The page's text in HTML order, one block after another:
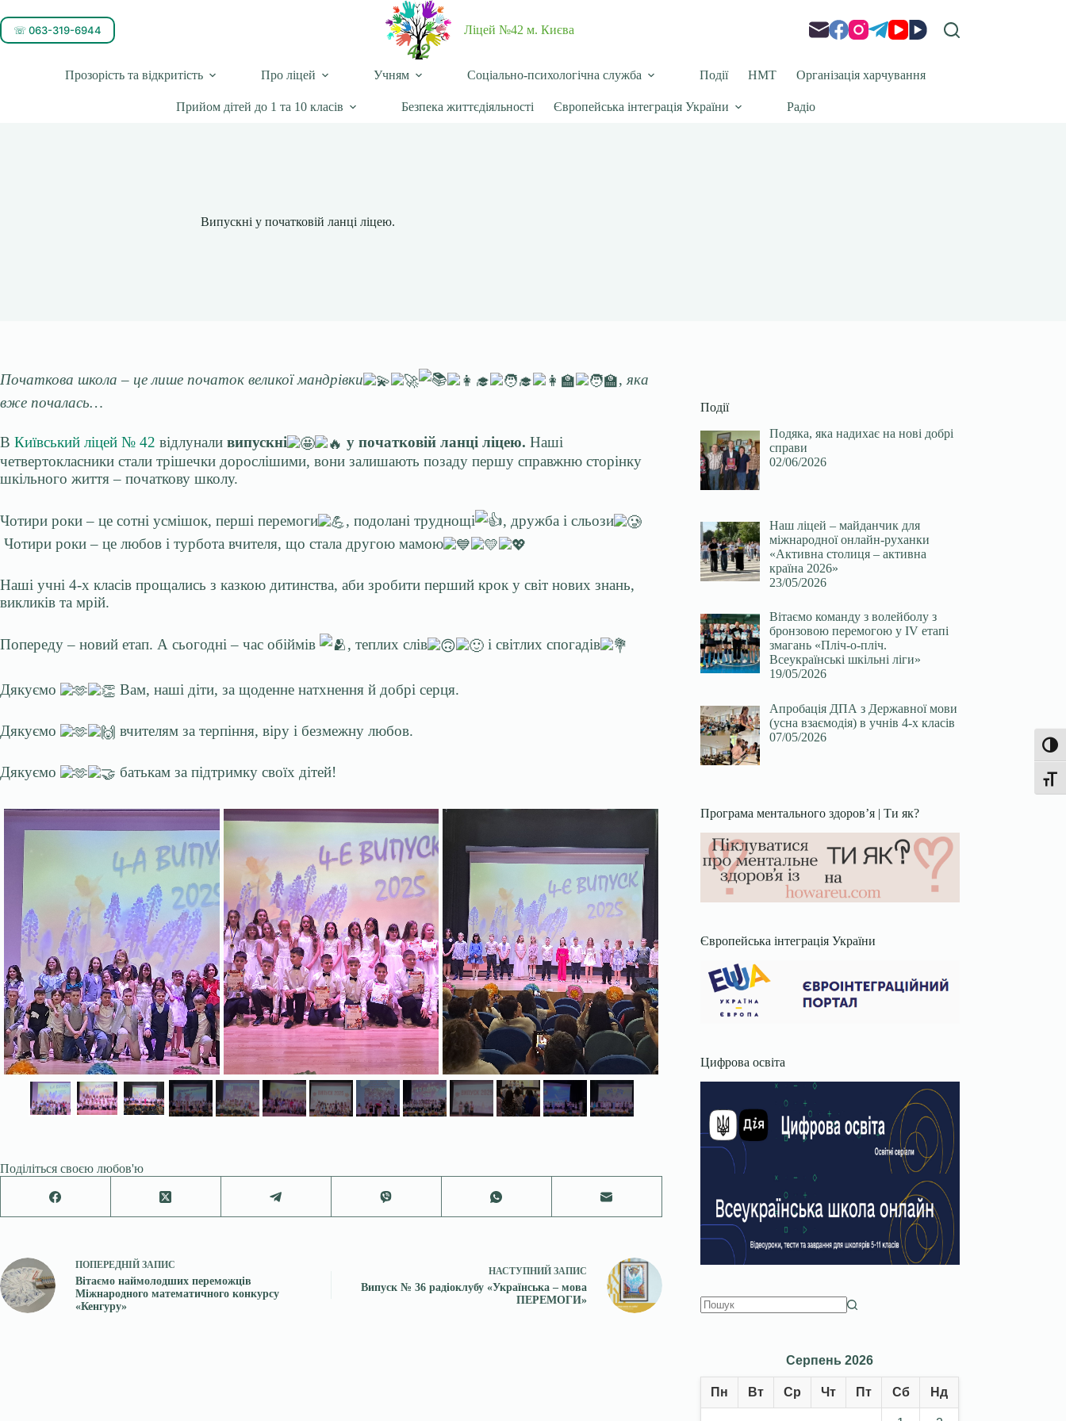
☏ 063-319-6944 Ліцей №42 м. Києва
Прозорість та відкритість Про ліцей Учням Соціально-психологічна служба Події НМТ Організація харчування
Прийом дітей до 1 та 10 класів Безпека життєдіяльності Європейська інтеграція України Радіо
Випускні у початковій ланці ліцею.
Початкова школа – це лише початок великої мандрівки , яка
вже почалась…
В Київський ліцей № 42 відлунали випускні у початковій ланці ліцею. Наші
четвертокласники стали трішечки дорослішими, вони залишають позаду першу справжню сторінку
шкільного життя – початкову школу.
Чотири роки – це сотні усмішок, перші перемоги , подолані труднощі
, дружба і сльози
Чотири роки – це любов і турбота вчителя, що стала другою мамою
Наші учні 4-х класів прощались з казкою дитинства, аби зробити перший крок у світ нових знань,
викликів та мрій.
Попереду – новий етап. А сьогодні – час обіймів , теплих слів і світлих спогадів
Дякуємо Вам, наші діти, за щоденне натхнення й добрі серця.
Дякуємо вчителям за терпіння, віру і безмежну любов.
Дякуємо батькам за підтримку своїх дітей!
Поділіться своєю любов'ю
ПОПЕРЕДНІЙ ЗАПИС
Вітаємо наймолодших переможців
Міжнародного математичного конкурсу
«Кенгуру»
НАСТУПНИЙ ЗАПИС
Випуск № 36 радіоклубу «Українська – мова
ПЕРЕМОГИ»
Події
Подяка, яка надихає на нові добрі
справи
02/06/2026
Наш ліцей – майданчик для
міжнародної онлайн-руханки
«Активна столиця – активна
країна 2026»
23/05/2026
Вітаємо команду з волейболу з
бронзовою перемогою у ІV етапі
змагань «Пліч-о-пліч.
Всеукраїнські шкільні ліги»
19/05/2026
Апробація ДПА з Державної мови
(усна взаємодія) в учнів 4-х класів
07/05/2026
Програма ментального здоров’я | Ти як?
Європейська інтеграція України
Цифрова освіта
Серпень 2026
Пн Вт Ср Чт Пт Сб Нд